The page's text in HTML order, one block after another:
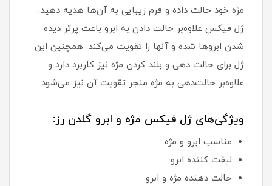
مژه خود حالت داده و فرم زیبایی به آن‌ها هدیه دهید.
ژل فیکس علاوه‌بر حالت دادن به ابرو باعث پرتر دیده
شدن ابروها شده و آنها را تقویت می‌کند. همچنین این
ژل برای حالت دهی و بلند کردن مژه نیز کاربرد دارد و
علاوه‌بر حالت‌دهی به مژه منجر تقویت آن نیز می‌شود.
ویژگی‌های ژل فیکس مژه و ابرو گلدن رز:
مناسب ابرو و مژه
لیفت کننده ابرو
حالت دهنده مژه و ابرو